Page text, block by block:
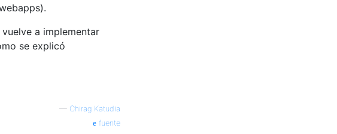
a implementar
se explicó
— Chirag Katudia
fuente